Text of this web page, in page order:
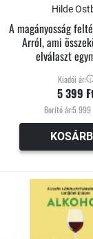
Hilde
A magányosság
Arról, ami
elválaszt
Kiadói ár:
5 399
Borító ár:5 999